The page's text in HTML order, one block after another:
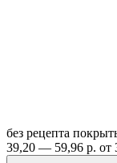
без рецепта
39,20 — 59,96 р. от